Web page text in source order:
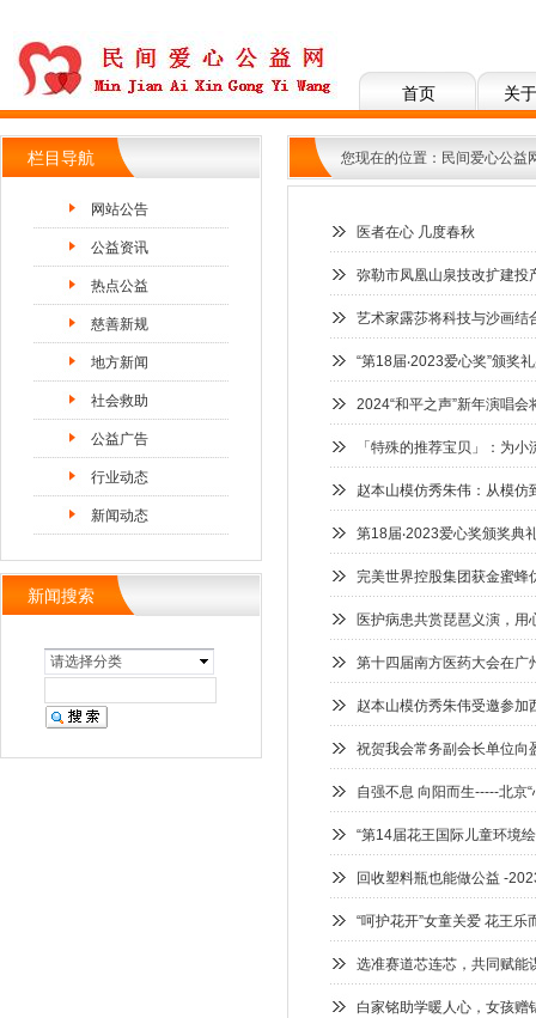
首页 关
栏目导航
网站公告
公益资讯
热点公益
慈善新规
地方新闻
社会救助
公益广告
行业动态
新闻动态
您现在的位置： 民间爱心公益
新闻搜索
请选择分类
医者在心 几度春秋
弥勒市凤凰山泉技改扩建投
艺术家露莎将科技与沙画结
“第18届‧2023爱心奖”颁奖
2024“和平之声”新年演唱会
「特殊的推荐宝贝」：为
赵本山模仿秀朱伟：从模仿
第18届‧2023爱心奖颁奖典
完美世界控股集团获金蜜蜂
医护病患共赏琵琶义演，用
第十四届南方医药大会在广
赵本山模仿秀朱伟受邀参加
祝贺我会常务副会长单位向
自强不息 向阳而生-----北京
“第14届花王国际儿童环境
回收塑料瓶也能做公益 -
“呵护花开”女童关爱 花王乐
选准赛道芯连芯，共同赋能
白家铭助学暖人心，女孩赠